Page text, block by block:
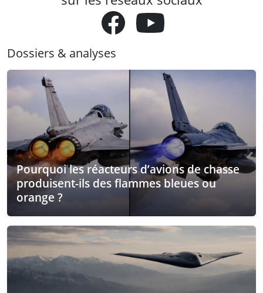
Dossiers & analyses
Pourquoi les réacteurs d’avions de chasse
produisent-ils des flammes bleues ou
orange ?